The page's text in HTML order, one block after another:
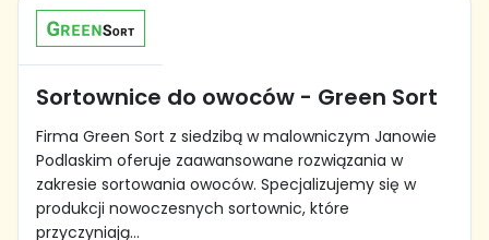
Sortownice do owoców - Green Sort
Firma Green Sort z siedzibą w malowniczym Janowie
Podlaskim oferuje zaawansowane rozwiązania w
zakresie sortowania owoców. Specjalizujemy się w
produkcji nowoczesnych sortownic, które
przyczyniają...